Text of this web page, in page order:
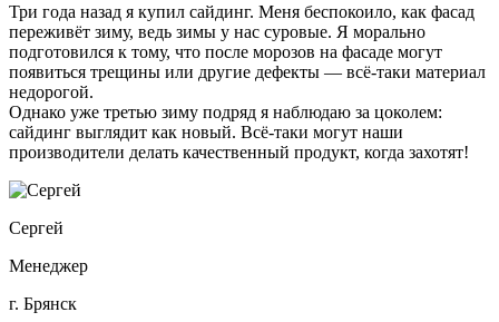
Три года назад я купил сайдинг. Меня беспокоило, как фасад
переживёт зиму, ведь зимы у нас суровые. Я морально
подготовился к тому, что после морозов на фасаде могут
появиться трещины или другие дефекты — всё-таки материал
недорогой.
Однако уже третью зиму подряд я наблюдаю за цоколем:
сайдинг выглядит как новый. Всё-таки могут наши
производители делать качественный продукт, когда захотят!
Сергей
Менеджер
г. Брянск